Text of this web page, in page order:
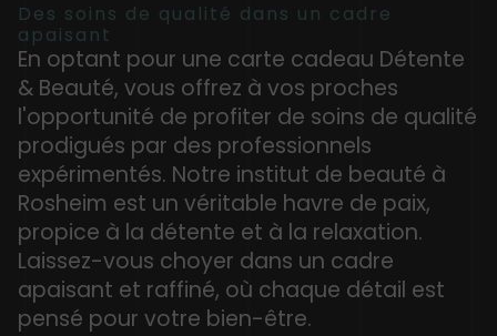
Des soins de qualité dans un cadre
apaisant
En optant pour une carte cadeau Détente
& Beauté, vous offrez à vos proches
l'opportunité de profiter de soins de qualité
prodigués par des professionnels
expérimentés. Notre institut de beauté à
Rosheim est un véritable havre de paix,
propice à la détente et à la relaxation.
Laissez-vous choyer dans un cadre
apaisant et raffiné, où chaque détail est
pensé pour votre bien-être.